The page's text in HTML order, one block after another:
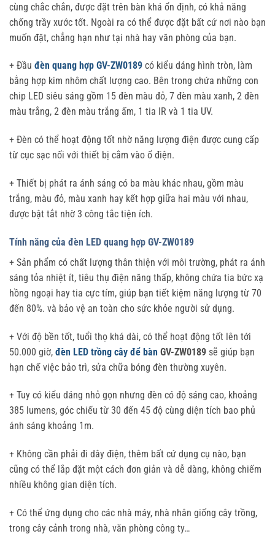
cùng chắc chắn, được đặt trên bàn khá ổn định, có khả năng
chống trầy xước tốt. Ngoài ra có thể được đặt bất cứ nơi nào bạn
muốn đặt, chẳng hạn như tại nhà hay văn phòng của bạn.
+ Đầu đèn quang hợp GV-ZW0189 có kiểu dáng hình tròn, làm
bằng hợp kim nhôm chất lượng cao. Bên trong chứa những con
chip LED siêu sáng gồm 15 đèn màu đỏ, 7 đèn màu xanh, 2 đèn
màu trắng, 2 đèn màu trắng ấm, 1 tia IR và 1 tia UV.
+ Đèn có thể hoạt động tốt nhờ năng lượng điện được cung cấp
từ cục sạc nối với thiết bị cắm vào ổ điện.
+ Thiết bị phát ra ánh sáng có ba màu khác nhau, gồm màu
trắng, màu đỏ, màu xanh hay kết hợp giữa hai màu với nhau,
được bật tắt nhờ 3 công tắc tiện ích.
Tính năng của đèn LED quang hợp GV-ZW0189
+ Sản phẩm có chất lượng thân thiện với môi trường, phát ra ánh
sáng tỏa nhiệt ít, tiêu thụ điện năng thấp, không chứa tia bức xạ
hồng ngoại hay tia cực tím, giúp bạn tiết kiệm năng lượng từ 70
đến 80%. và bảo vệ an toàn cho sức khỏe người sử dụng.
+ Với độ bền tốt, tuổi thọ khá dài, có thể hoạt động tốt lên tới
50.000 giờ, đèn LED trồng cây để bàn GV-ZW0189 sẽ giúp bạn
hạn chế việc bảo trì, sửa chữa bóng đèn thường xuyên.
+ Tuy có kiểu dáng nhỏ gọn nhưng đèn có độ sáng cao, khoảng
385 lumens, góc chiếu từ 30 đến 45 độ cùng diện tích bao phủ
ánh sáng khoảng 1m.
+ Không cần phải đi dây điện, thêm bất cứ dụng cụ nào, bạn
cũng có thể lắp đặt một cách đơn giản và dễ dàng, không chiếm
nhiều không gian diện tích.
+ Có thể ứng dụng cho các nhà máy, nhà nhân giống cây trồng,
trong cây cảnh trong nhà, văn phòng công ty…